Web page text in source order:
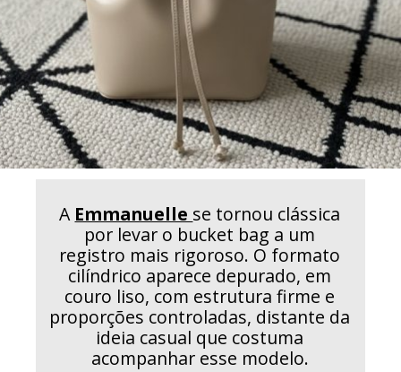
A Emmanuelle se tornou clássica
por levar o bucket bag a um
registro mais rigoroso. O formato
cilíndrico aparece depurado, em
couro liso, com estrutura firme e
proporções controladas, distante da
ideia casual que costuma
acompanhar esse modelo.